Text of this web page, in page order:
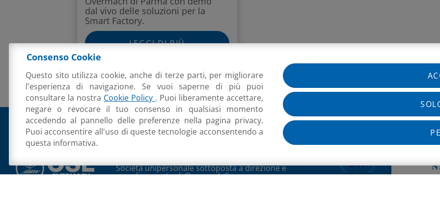
dal vivo delle soluzioni per la
Smart Factory.
LEGGI DI PIÙ
O.S.L. S.R.L. ORGANIZZAZIONE SCIENTIFICA DEL
Società unipersonale sottoposta a direzione e
coordinamento di Overmach Spa
Consenso Cookie
Questo sito utilizza cookie, anche di terze parti, per migliorare
l'esperienza di navigazione. Se vuoi saperne di più puoi
consultare la nostra Cookie Policy . Puoi liberamente accettare,
negare o revocare il tuo consenso in qualsiasi momento
accedendo al pannello delle preferenze nella pagina privacy.
Puoi acconsentire all'uso di queste tecnologie acconsentendo a
questa informativa.